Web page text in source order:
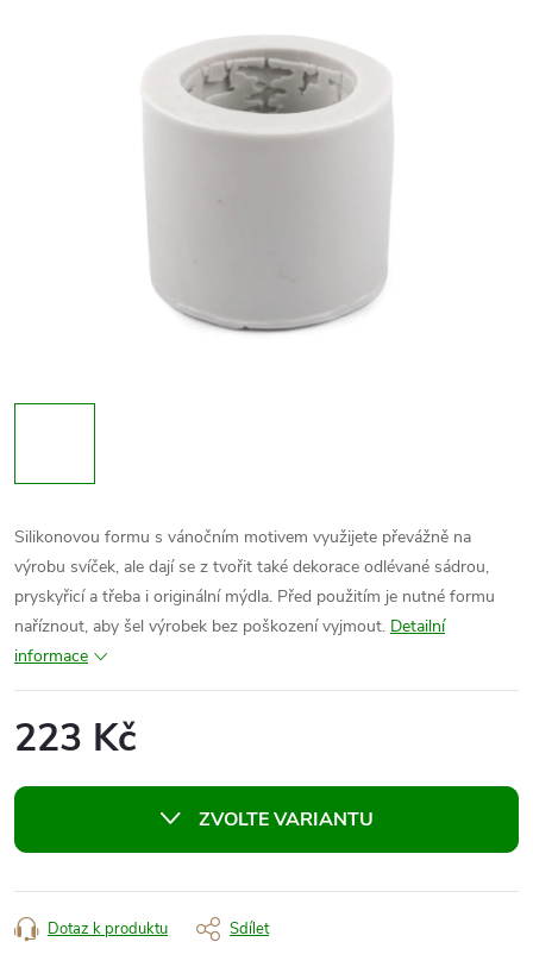
Silikonovou formu s vánočním motivem využijete převážně na
výrobu svíček, ale dají se z tvořit také dekorace odlévané sádrou,
pryskyřicí a třeba i originální mýdla. Před použitím je nutné formu
naříznout, aby šel výrobek bez poškození vyjmout. Detailní
informace
223 Kč
cena:
ZVOLTE VARIANTU
Dotaz k produktu Sdílet